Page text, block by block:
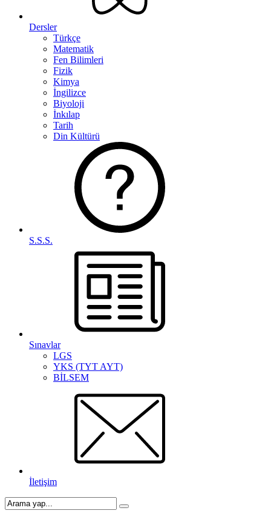
Dersler
Türkçe
Matematik
Fen Bilimleri
Fizik
Kimya
İngilizce
Biyoloji
İnkılap
Tarih
Din Kültürü
S.S.S.
Sınavlar
LGS
YKS (TYT AYT)
BİLSEM
İletişim